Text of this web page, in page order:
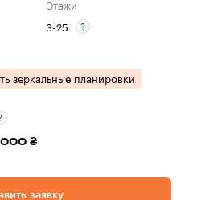
Этажи
3-25
зеркальные планировки
₴
заявку